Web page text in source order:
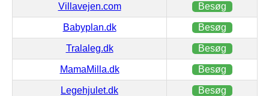
Villavejen.com Besøg
Babyplan.dk Besøg
Tralaleg.dk Besøg
MamaMilla.dk Besøg
Legehjulet.dk Besøg